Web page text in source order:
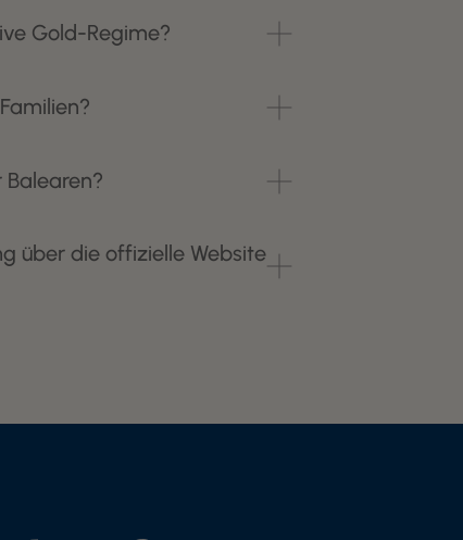
Gold-Regime?
über die offizielle Website